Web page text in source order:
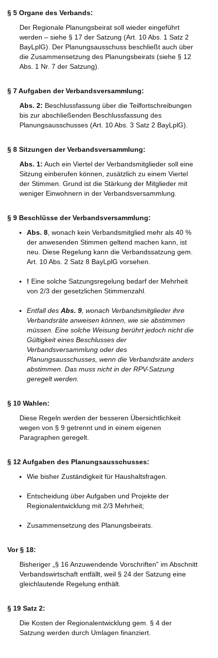
§ 5 Organe des Verbands:
Der Regionale Planungsbeirat soll wieder eingeführt
werden – siehe § 17 der Satzung (Art. 10 Abs. 1 Satz 2
BayLplG). Der Planungsausschuss beschließt auch über
die Zusammensetzung des Planungsbeirats (siehe § 12
Abs. 1 Nr. 7 der Satzung).
§ 7 Aufgaben der Verbandsversammlung:
Abs. 2: Beschlussfassung über die Teilfortschreibungen
bis zur abschließenden Beschlussfassung des
Planungsausschusses (Art. 10 Abs. 3 Satz 2 BayLplG).
§ 8 Sitzungen der Verbandsversammlung:
Abs. 1: Auch ein Viertel der Verbandsmitglieder soll eine
Sitzung einberufen können, zusätzlich zu einem Viertel
der Stimmen. Grund ist die Stärkung der Mitglieder mit
weniger Einwohnern in der Verbandsversammlung.
§ 9 Beschlüsse der Verbandsversammlung:
Abs. 8, wonach kein Verbandsmitglied mehr als 40 %
der anwesenden Stimmen geltend machen kann, ist
neu. Diese Regelung kann die Verbandssatzung gem.
Art. 10 Abs. 2 Satz 8 BayLplG vorsehen.
! Eine solche Satzungsregelung bedarf der Mehrheit
von 2/3 der gesetzlichen Stimmenzahl.
Entfall des Abs. 9, wonach Verbandsmitglieder ihre
Verbandsräte anweisen können, wie sie abstimmen
müssen. Eine solche Weisung berührt jedoch nicht die
Gültigkeit eines Beschlusses der
Verbandsversammlung oder des
Planungsausschusses, wenn die Verbandsräte anders
abstimmen. Das muss nicht in der RPV-Satzung
geregelt werden.
§ 10 Wahlen:
Diese Regeln werden der besseren Übersichtlichkeit
wegen von § 9 getrennt und in einem eigenen
Paragraphen geregelt.
§ 12 Aufgaben des Planungsausschusses:
Wie bisher Zuständigkeit für Haushaltsfragen.
Entscheidung über Aufgaben und Projekte der
Regionalentwicklung mit 2/3 Mehrheit;
Zusammensetzung des Planungsbeirats.
Vor § 18:
Bisheriger „§ 16 Anzuwendende Vorschriften" im Abschnitt
Verbandswirtschaft entfällt, weil § 24 der Satzung eine
gleichlautende Regelung enthält.
§ 19 Satz 2:
Die Kosten der Regionalentwicklung gem. § 4 der
Satzung werden durch Umlagen finanziert.